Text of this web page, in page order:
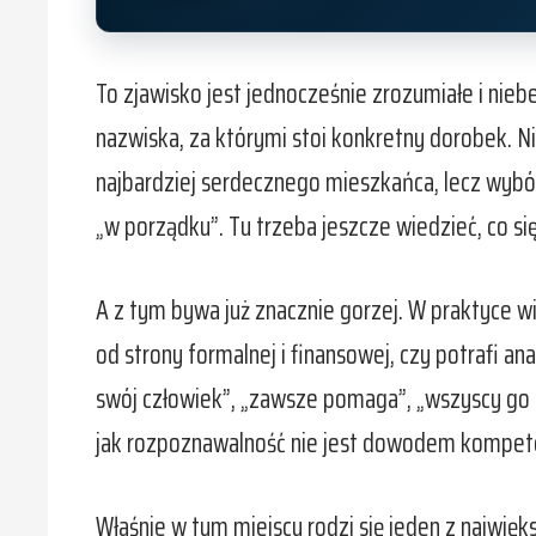
To zjawisko jest jednocześnie zrozumiałe i
nazwiska, za którymi stoi konkretny dorobek.
najbardziej serdecznego mieszkańca, lecz
„w porządku”. Tu trzeba jeszcze wiedzieć, co
A z tym bywa już znacznie gorzej. W praktyce
od strony formalnej i finansowej, czy potrafi
swój człowiek”, „zawsze pomaga”, „wszyscy
jak rozpoznawalność nie jest dowodem
Właśnie w tym miejscu rodzi się jeden z